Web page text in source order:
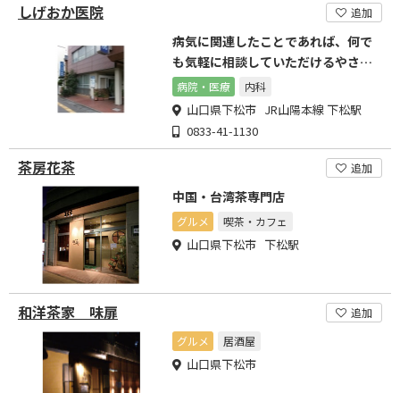
しげおか医院 追加
病気に関連したことであれば、何で
も気軽に相談していただけるやさし
い医療を目指しています
病院・医療 内科
山口県下松市 JR山陽本線 下松駅
0833-41-1130
茶房花茶 追加
中国・台湾茶専門店
グルメ 喫茶・カフェ
山口県下松市 下松駅
和洋茶家 味扉
追加
グルメ
居酒屋
山口県下松市